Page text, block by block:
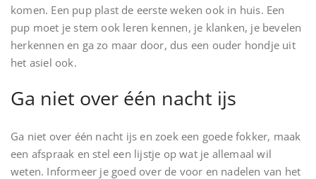
komen. Een pup plast de eerste weken ook in huis. Een
pup moet je stem ook leren kennen, je klanken, je bevelen
herkennen en ga zo maar door, dus een ouder hondje uit
het asiel ook.
Ga niet over één nacht ijs
Ga niet over één nacht ijs en zoek een goede fokker, maak
een afspraak en stel een lijstje op wat je allemaal wil
weten. Informeer je goed over de voor en nadelen van het